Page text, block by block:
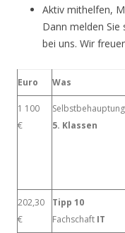
Aktiv mithelfen,
Dann melden Sie
bei uns. Wir
Euro Was
1 100
€
5. Klassen
202,30
€
Tipp 10
Fachschaft IT